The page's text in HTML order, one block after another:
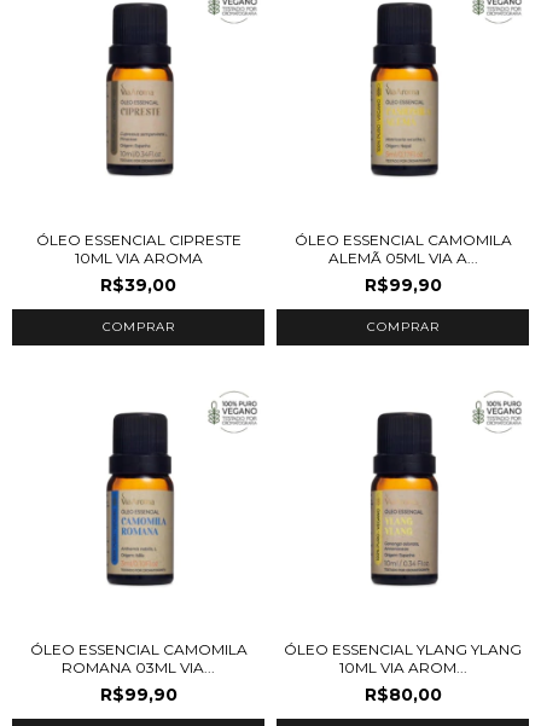
ÓLEO ESSENCIAL CIPRESTE
10ML VIA AROMA
R$39,00
ÓLEO ESSENCIAL CAMOMILA
ALEMÃ 05ML VIA A...
R$99,90
ÓLEO ESSENCIAL CAMOMILA
ROMANA 03ML VIA...
R$99,90
ÓLEO ESSENCIAL YLANG YLANG
10ML VIA AROM...
R$80,00